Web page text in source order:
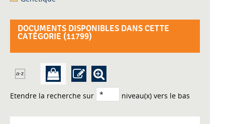
DOCUMENTS DISPONIBLES DANS CETTE
CATÉGORIE (11799)
Etendre la recherche sur niveau(x) vers le bas